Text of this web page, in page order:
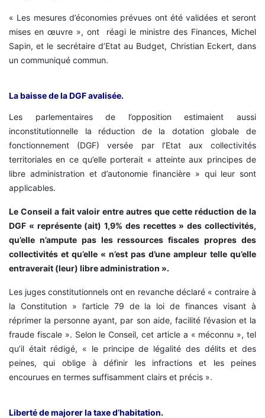
« Les mesures d’économies prévues ont été validées et seront
mises en œuvre », ont réagi le ministre des Finances, Michel
Sapin, et le secrétaire d’Etat au Budget, Christian Eckert, dans
un communiqué commun.
La baisse de la DGF avalisée.
Les parlementaires de l’opposition estimaient aussi
inconstitutionnelle la réduction de la dotation globale de
fonctionnement (DGF) versée par l’Etat aux collectivités
territoriales en ce qu’elle porterait « atteinte aux principes de
libre administration et d’autonomie financière » qui leur sont
applicables.
Le Conseil a fait valoir entre autres que cette réduction de la
DGF « représente (ait) 1,9% des recettes » des collectivités,
qu’elle n’ampute pas les ressources fiscales propres des
collectivités et qu’elle « n’est pas d’une ampleur telle qu’elle
entraverait (leur) libre administration ».
Les juges constitutionnels ont en revanche déclaré « contraire à
la Constitution » l’article 79 de la loi de finances visant à
réprimer la personne ayant, par son aide, facilité l’évasion et la
fraude fiscale ». Selon le Conseil, cet article a « méconnu », tel
qu’il était rédigé, « le principe de légalité des délits et des
peines, qui oblige à définir les infractions et les peines
encourues en termes suffisamment clairs et précis ».
Liberté de majorer la taxe d’habitation.